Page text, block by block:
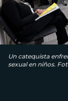
Un catequista
sexual en niños.